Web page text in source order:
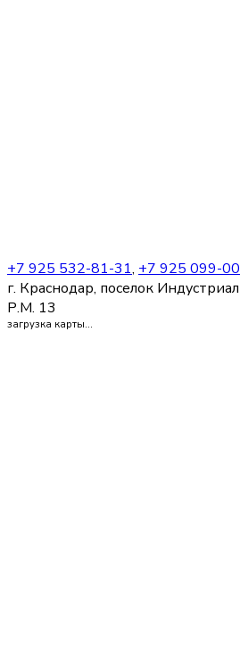
+7 925 532-81-31, +7 925 099-
г. Краснодар, поселок
Р.М. 13
загрузка карты...